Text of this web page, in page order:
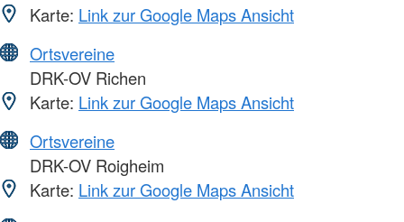
Karte: Link zur Google Maps Ansicht
Ortsvereine
DRK-OV Richen
Karte: Link zur Google Maps Ansicht
Ortsvereine
DRK-OV Roigheim
Karte: Link zur Google Maps Ansicht